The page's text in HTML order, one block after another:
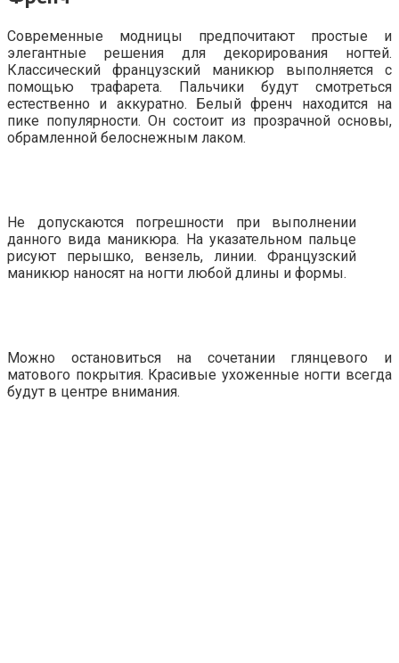
Современные модницы предпочитают простые и
элегантные решения для декорирования ногтей.
Классический французский маникюр выполняется с
помощью трафарета. Пальчики будут смотреться
естественно и аккуратно. Белый френч находится на
пике популярности. Он состоит из прозрачной основы,
обрамленной белоснежным лаком.
Не допускаются погрешности при выполнении
данного вида маникюра. На указательном пальце
рисуют перышко, вензель, линии. Французский
маникюр наносят на ногти любой длины и формы.
Можно остановиться на сочетании глянцевого и
матового покрытия. Красивые ухоженные ногти всегда
будут в центре внимания.